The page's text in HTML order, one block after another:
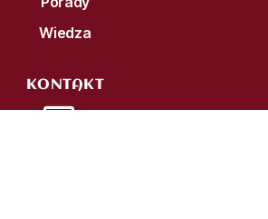
Wiedza
KONTAKT